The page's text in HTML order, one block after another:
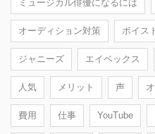
ミュージカル俳優になるには
オーディション対策 ボイス
ジャニーズ エイベックス
人気 メリット 声
費用 仕事 YouTube